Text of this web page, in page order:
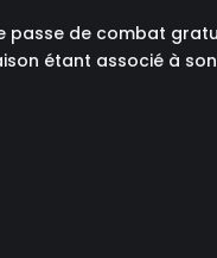
passe de combat
étant associé à